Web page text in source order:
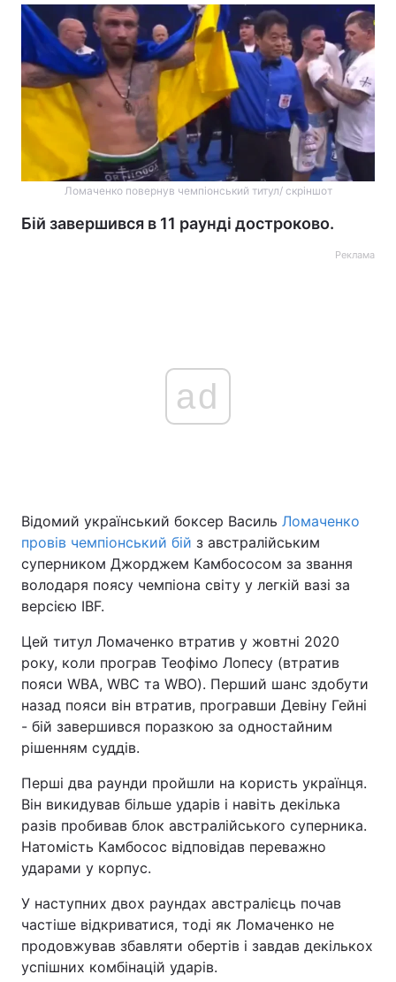
Ломаченко повернув чемпіонський титул/ скріншот
Бій завершився в 11 раунді достроково.
Реклама
ad
Відомий український боксер Василь Ломаченко
провів чемпіонський бій з австралійським
суперником Джорджем Камбососом за звання
володаря поясу чемпіона світу у легкій вазі за
версією IBF.
Цей титул Ломаченко втратив у жовтні 2020
року, коли програв Теофімо Лопесу (втратив
пояси WBA, WBC та WBO). Перший шанс здобути
назад пояси він втратив, програвши Девіну Гейні
- бій завершився поразкою за одностайним
рішенням суддів.
Перші два раунди пройшли на користь українця.
Він викидував більше ударів і навіть декілька
разів пробивав блок австралійського суперника.
Натомість Камбосос відповідав переважно
ударами у корпус.
У наступних двох раундах австралієць почав
частіше відкриватися, тоді як Ломаченко не
продовжував збавляти обертів і завдав декількох
успішних комбінацій ударів.